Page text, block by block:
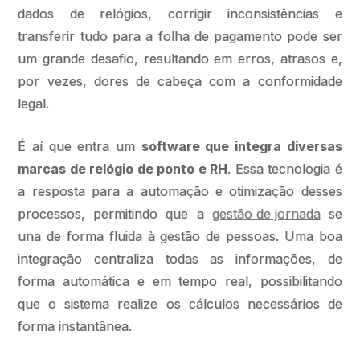
dados de relógios, corrigir inconsistências e
transferir tudo para a folha de pagamento pode ser
um grande desafio, resultando em erros, atrasos e,
por vezes, dores de cabeça com a conformidade
legal.
É aí que entra um software que integra diversas
marcas de relógio de ponto e RH. Essa tecnologia é
a resposta para a automação e otimização desses
processos, permitindo que a gestão de jornadase
una de forma fluida à gestão de pessoas. Uma boa
integração centraliza todas as informações, de
forma automática e em tempo real, possibilitando
que o sistema realize os cálculos necessários de
forma instantânea.